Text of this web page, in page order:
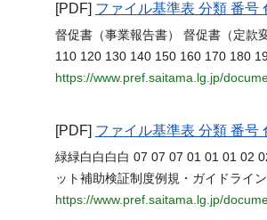
[PDF] ファイル基準表 分類 番
督促書（事業報告書） 督促書（定款
110 120 130 140 150 160 170 180
https://www.pref.saitama.lg.jp/
[PDF] ファイル基準表 分類 番
緑緑白白白白 07 07 07 01 01 01 02
ット補助検証制度例規・ガイドライ
https://www.pref.saitama.lg.jp/